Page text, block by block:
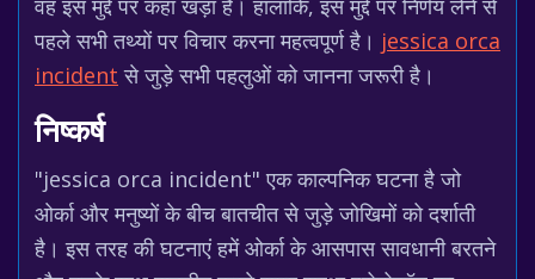
वह इस मुद्दे पर कहां खड़ा है। हालांकि, इस मुद्दे पर निर्णय लेने से
पहले सभी तथ्यों पर विचार करना महत्वपूर्ण है। jessica orca
incident से जुड़े सभी पहलुओं को जानना जरूरी है।
निष्कर्ष
"jessica orca incident" एक काल्पनिक घटना है जो
ओर्का और मनुष्यों के बीच बातचीत से जुड़े जोखिमों को दर्शाती
है। इस तरह की घटनाएं हमें ओर्का के आसपास सावधानी बरतने